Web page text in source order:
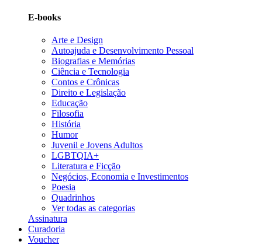
E-books
Arte e Design
Autoajuda e Desenvolvimento Pessoal
Biografias e Memórias
Ciência e Tecnologia
Contos e Crônicas
Direito e Legislação
Educação
Filosofia
História
Humor
Juvenil e Jovens Adultos
LGBTQIA+
Literatura e Ficção
Negócios, Economia e Investimentos
Poesia
Quadrinhos
Ver todas as categorias
Assinatura
Curadoria
Voucher